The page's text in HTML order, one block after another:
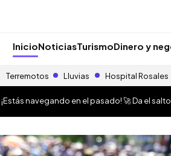
InicioNoticiasTurismoDinero y
Terremotos Lluvias Hospital Rosales
¡Estás navegando en el pasado! 🚀 Da el